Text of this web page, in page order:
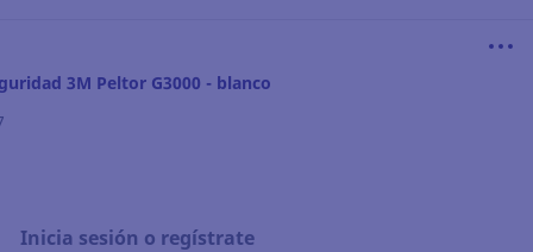
3M Peltor G3000 - blanco
Inicia sesión o regístrate